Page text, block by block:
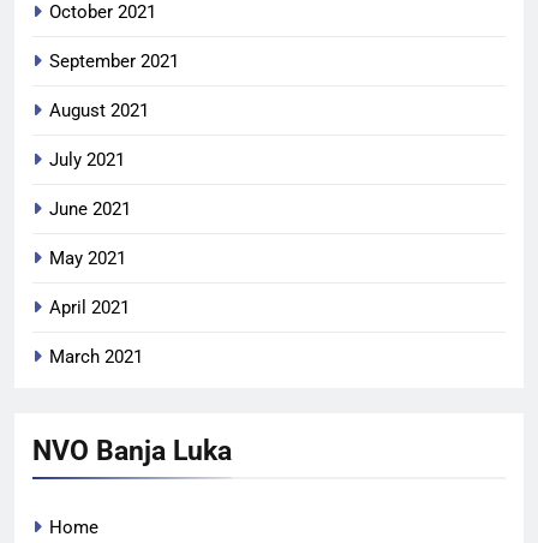
October 2021
September 2021
August 2021
July 2021
June 2021
May 2021
April 2021
March 2021
NVO Banja Luka
Home